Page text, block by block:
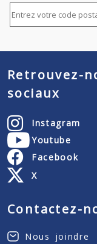
Rechercher par
Retrouvez-
sociaux
Instagram
Youtube
Facebook
X
Contactez-
Nous joindre